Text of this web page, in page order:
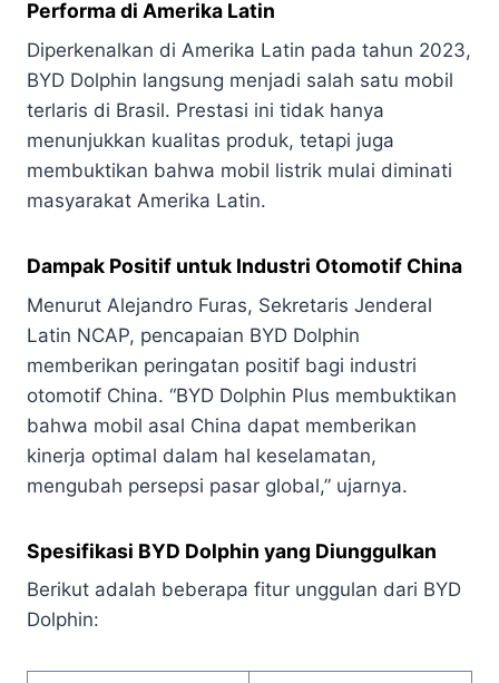
Performa di Amerika Latin
Diperkenalkan di Amerika Latin pada tahun 2023,
BYD Dolphin langsung menjadi salah satu mobil
terlaris di Brasil. Prestasi ini tidak hanya
menunjukkan kualitas produk, tetapi juga
membuktikan bahwa mobil listrik mulai diminati
masyarakat Amerika Latin.
Dampak Positif untuk Industri Otomotif China
Menurut Alejandro Furas, Sekretaris Jenderal
Latin NCAP, pencapaian BYD Dolphin
memberikan peringatan positif bagi industri
otomotif China. “BYD Dolphin Plus membuktikan
bahwa mobil asal China dapat memberikan
kinerja optimal dalam hal keselamatan,
mengubah persepsi pasar global,” ujarnya.
Spesifikasi BYD Dolphin yang Diunggulkan
Berikut adalah beberapa fitur unggulan dari BYD
Dolphin: